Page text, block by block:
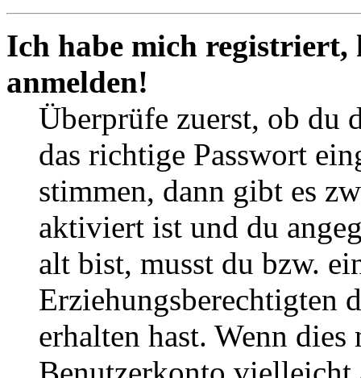
Ich habe mich
anmelden!
Überprüfe zuerst, ob du
das richtige Passwort
stimmen, dann gibt es
aktiviert ist und du
alt bist, musst du bzw.
Erziehungsberechtigten
erhalten hast. Wenn